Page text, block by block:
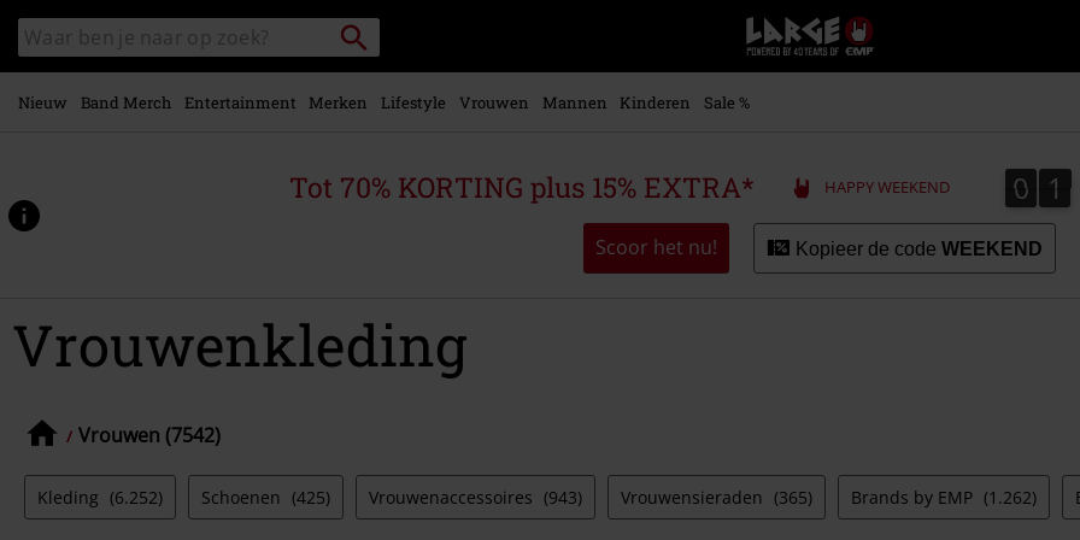
naar
hoofdinhoud
Zoek
in
catalogus
Packstation
zoeken
Large
–
Muziek-,
+
kleding
Nieuw Band Merch Entertainment Merken Lifestyle Vrouwen Mannen Kinderen Sale %
Tot 70% KORTING plus 15% EXTRA* HAPPY WEEKEND 0
0 1
1
Scoor het nu! Kopieer de code WEEKEND
Vrouwenkleding
Vrouwen (7542)
Kleding (6.252) Schoenen (425) Vrouwenaccessoires (943) Vrouwensieraden (365) Brands by EMP (1.262)